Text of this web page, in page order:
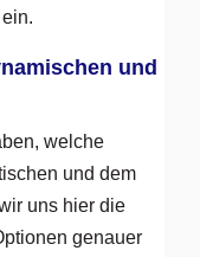
und
welche
und dem
uns hier die
genauer